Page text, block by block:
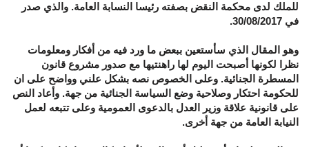
للملك لدى محكمة النقض بصفته رئيسا النسابة العامة. والذي صدر
في 30/08/2017.
وهو المقال الذي سأستعين ببعض ما ورد فيه من أفكار ومعلومات
نظرا لكونها أصبحت اليوم لها راهنتيها مع صدور مشروع قانون
المسطرة الجنائية. وعلى الخصوص نصه بشكل علني وواضح على ان
للحكومة احتكار وصلاحية وضع السياسة الجنائية من جهة. وأعاد النص
على قانونية علاقة وزير العدل بالدعوى العمومية وعلى تتبعه لعمل
النيابة العامة من جهة أخرى.